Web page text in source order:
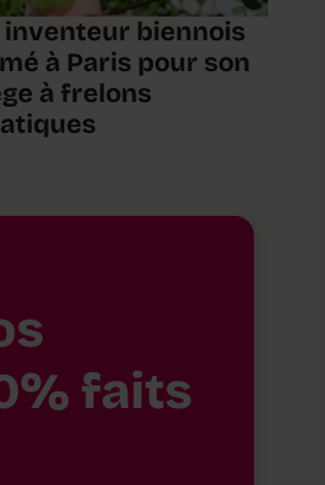
inventeur biennois
à Paris pour son
à frelons
faits